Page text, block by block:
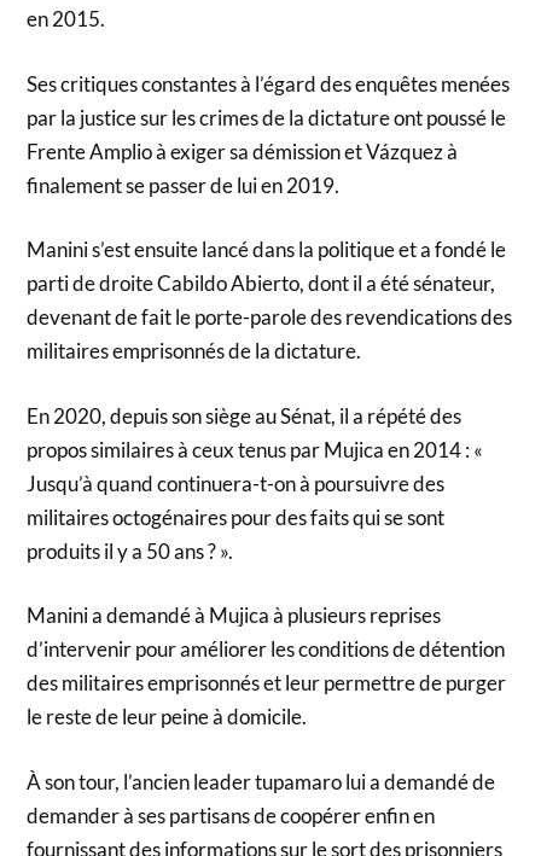
en 2015.
Ses critiques constantes à l’égard des enquêtes menées
par la justice sur les crimes de la dictature ont poussé le
Frente Amplio à exiger sa démission et Vázquez à
finalement se passer de lui en 2019.
Manini s’est ensuite lancé dans la politique et a fondé le
parti de droite Cabildo Abierto, dont il a été sénateur,
devenant de fait le porte-parole des revendications des
militaires emprisonnés de la dictature.
En 2020, depuis son siège au Sénat, il a répété des
propos similaires à ceux tenus par Mujica en 2014 : «
Jusqu’à quand continuera-t-on à poursuivre des
militaires octogénaires pour des faits qui se sont
produits il y a 50 ans ? ».
Manini a demandé à Mujica à plusieurs reprises
d’intervenir pour améliorer les conditions de détention
des militaires emprisonnés et leur permettre de purger
le reste de leur peine à domicile.
À son tour, l’ancien leader tupamaro lui a demandé de
demander à ses partisans de coopérer enfin en
fournissant des informations sur le sort des prisonniers